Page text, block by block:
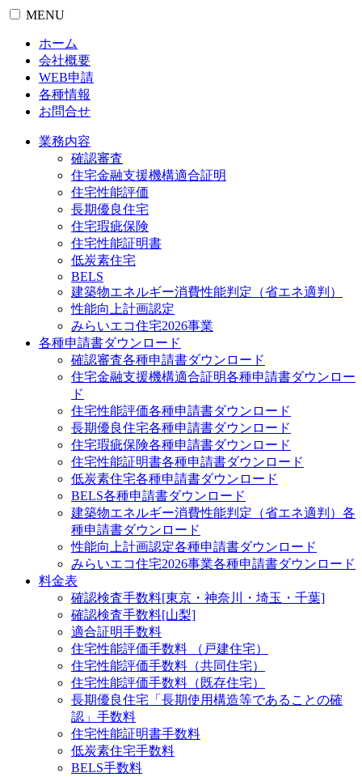
MENU
ホーム
会社概要
WEB申請
各種情報
お問合せ
業務内容
確認審査
住宅金融支援機構適合証明
住宅性能評価
長期優良住宅
住宅瑕疵保険
住宅性能証明書
低炭素住宅
BELS
建築物エネルギー消費性能判定（省エネ適判）
性能向上計画認定
みらいエコ住宅2026事業
各種申請書ダウンロード
確認審査各種申請書ダウンロード
住宅金融支援機構適合証明各種申請書ダウンロー
ド
住宅性能評価各種申請書ダウンロード
長期優良住宅各種申請書ダウンロード
住宅瑕疵保険各種申請書ダウンロード
住宅性能証明書各種申請書ダウンロード
低炭素住宅各種申請書ダウンロード
BELS各種申請書ダウンロード
建築物エネルギー消費性能判定（省エネ適判） 各
種申請書ダウンロード
性能向上計画認定各種申請書ダウンロード
みらいエコ住宅2026事業各種申請書ダウンロード
料金表
確認検査手数料[東京・神奈川・埼玉・千葉]
確認検査手数料[山梨]
適合証明手数料
住宅性能評価手数料 （戸建住宅）
住宅性能評価手数料（共同住宅）
住宅性能評価手数料（既存住宅）
長期優良住宅「長期使用構造等であることの確
認」手数料
住宅性能証明書手数料
低炭素住宅手数料
BELS手数料